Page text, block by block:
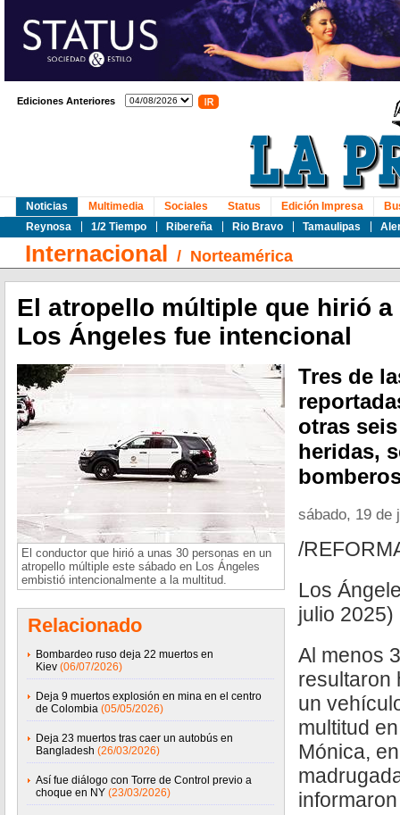
Ediciones Anteriores
Noticias
Reynosa
1/2 Tiempo Ribereña Rio Bravo Tamaulipas
Multimedia Sociales Status Edición Impresa
Internacional / Norteamérica
El atropello múltiple que hirió a
Los Ángeles fue intencional
El conductor que hirió a unas 30 personas en un
atropello múltiple este sábado en Los Ángeles
embistió intencionalmente a la multitud.
Relacionado
Bombardeo ruso deja 22 muertos en
Kiev (06/07/2026)
Deja 9 muertos explosión en mina en el centro
de Colombia (05/05/2026)
Deja 23 muertos tras caer un autobús en
Bangladesh (26/03/2026)
Así fue diálogo con Torre de Control previo a
choque en NY (23/03/2026)
Tres de
otras
heridas,
sábado, 19 de
/
Los
julio 2025)
Al menos
resultaron
un
multitud
Mónica,